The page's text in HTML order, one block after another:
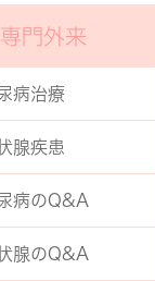
専門外来
病治療
腺疾患
病のQ&A
腺のQ&A